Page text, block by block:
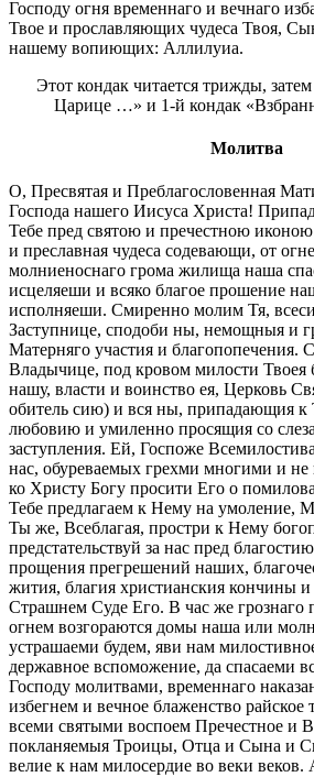
Господу огня временнаго и вечнаго
Твое и прославляющих чудеса Твоя,
нашему вопиющих: Аллилуиа.
Этот кондак читается трижды,
Царице …» и 1-й кондак
Молитва
О, Пресвятая и Преблагословенная
Господа нашего Иисуса Христа!
Тебе пред святою и пречестною
и преславная чудеса содевающи, от
молниеноснаго грома жилища наша
исцеляеши и всяко благое прошение
исполняеши. Смиренно молим Тя,
Заступнице, сподоби ны, немощныя и
Матерняго участия и благопопечения.
Владычице, под кровом милости Твоея
нашу, власти и воинство ея, Церковь
обитель сию) и вся ны, припадающия к
любовию и умиленно просящия со
заступления. Ей, Госпоже
нас, обуреваемых грехми многими и
ко Христу Богу просити Его о
Тебе предлагаем к Нему на умоление,
Ты же, Всеблагая, простри к Нему
предстательствуй за нас пред
прощения прегрешений наших,
жития, благия христианския кончины и
Страшнем Суде Его. В час же грознаго
огнем возгораются домы наша или
устрашаеми будем, яви нам
державное вспоможение, да спасаеми
Господу молитвами, временнаго
избегнем и вечное блаженство райское
всеми святыми воспоем Пречестное и
покланяемыя Троицы, Отца и Сына и
велие к нам милосердие во веки веков.